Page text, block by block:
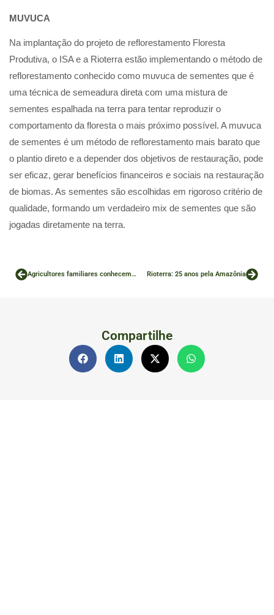
MUVUCA
Na implantação do projeto de reflorestamento Floresta
Produtiva, o ISA e a Rioterra estão implementando o método de
reflorestamento conhecido como muvuca de sementes que é
uma técnica de semeadura direta com uma mistura de
sementes espalhada na terra para tentar reproduzir o
comportamento da floresta o mais próximo possível. A muvuca
de sementes é um método de reflorestamento mais barato que
o plantio direto e a depender dos objetivos de restauração, pode
ser eficaz, gerar benefícios financeiros e sociais na restauração
de biomas. As sementes são escolhidas em rigoroso critério de
qualidade, formando um verdadeiro mix de sementes que são
jogadas diretamente na terra.
Agricultores familiares conhecem as ações de reflorestamento do projeto Agro Verde Rioterra: 25 anos pela Amazônia
Compartilhe